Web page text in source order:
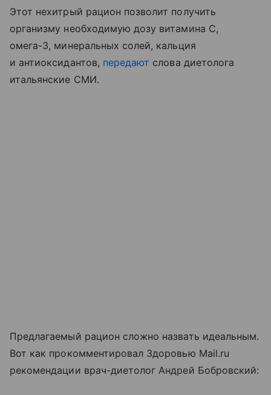
Этот нехитрый рацион позволит получить
организму необходимую дозу витамина С,
омега-3, минеральных солей, кальция
и антиоксидантов, передают слова диетолога
итальянские СМИ.
Предлагаемый рацион сложно назвать идеальным.
Вот как прокомментировал Здоровью Mail.ru
рекомендации врач-диетолог Андрей Бобровский: